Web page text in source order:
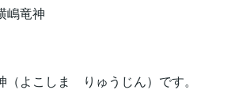
嶋竜神
（よこしま りゅうじん）です。